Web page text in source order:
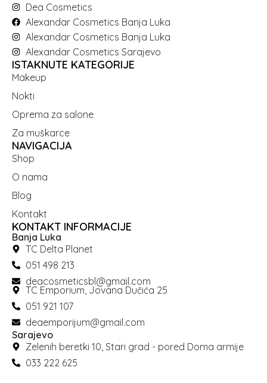
Dea Cosmetics
Alexandar Cosmetics Banja Luka
Alexandar Cosmetics Banja Luka
Alexandar Cosmetics Sarajevo
ISTAKNUTE KATEGORIJE
Makeup
Nokti
Oprema za salone
Za muškarce
NAVIGACIJA
Shop
O nama
Blog
Kontakt
KONTAKT INFORMACIJE
Banja Luka
TC Delta Planet
051 498 213
deacosmeticsbl@gmail.com
TC Emporium, Jovana Dučića 25
051 921 107
deaemporijum@gmail.com
Sarajevo
Zelenih beretki 10, Stari grad - pored Doma armije
033 222 625